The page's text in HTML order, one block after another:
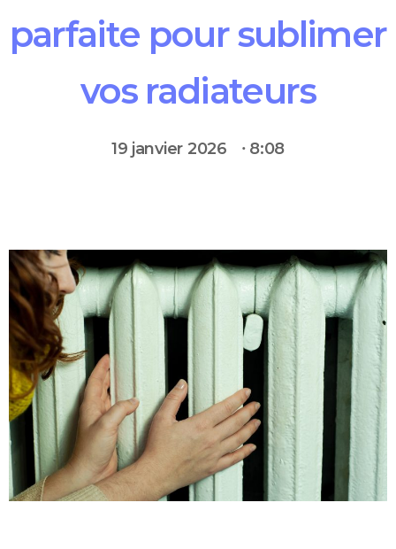
parfaite pour sublimer
vos radiateurs
19 janvier 2026 ⸱8:08